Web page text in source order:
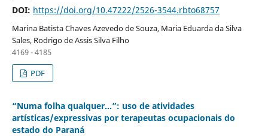
DOI: https://doi.org/10.47222/2526-3544.rbto68757
Marina Batista Chaves Azevedo de Souza, Maria Eduarda da Silva
Sales, Rodrigo de Assis Silva Filho
4169 - 4185
PDF
“Numa folha qualquer...”: uso de atividades
artísticas/expressivas por terapeutas ocupacionais do
estado do Paraná